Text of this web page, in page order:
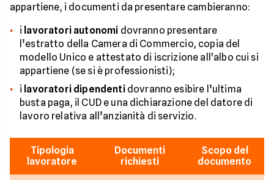
appartiene, i documenti da presentare cambieranno:
i lavoratori autonomi dovranno presentare
l’estratto della Camera di Commercio, copia del
modello Unico e attestato di iscrizione all'albo cui si
appartiene (se si è professionisti);
i lavoratori dipendentidovranno esibire l’ultima
busta paga, il CUD e una dichiarazione del datore di
lavoro relativa all’anzianità di servizio.
Tipologia
lavoratore
Documenti
richiesti
Scopo del
documento